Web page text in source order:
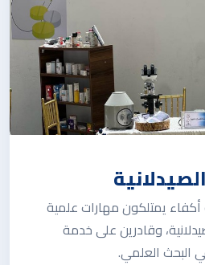
يمتلكون مهارات علمية
وقادرين على خدمة
العلمي.